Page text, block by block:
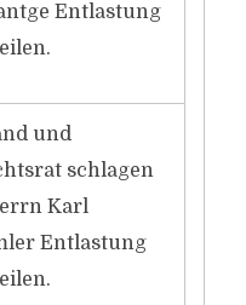
Entlastung
und
schlagen
Karl
Entlastung